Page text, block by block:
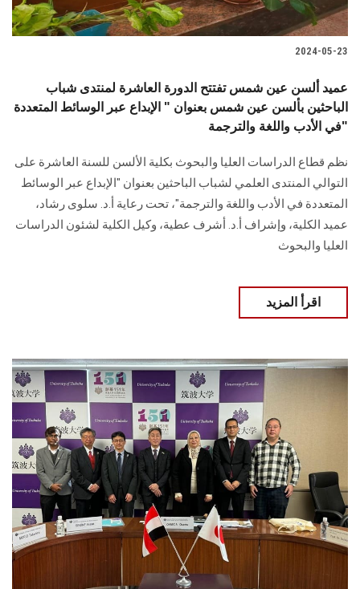
2024-05-23
عميد ألسن عين شمس تفتتح الدورة العاشرة لمنتدى شباب
الباحثين بألسن عين شمس بعنوان " الإبداع عبر الوسائط المتعددة
في الأدب واللغة والترجمة"
نظم قطاع الدراسات العليا والبحوث بكلية الألسن للسنة العاشرة على
التوالي ‏المنتدى العلمي لشباب الباحثين بعنوان "الإبداع عبر الوسائط
المتعددة في الأدب واللغة ‏والترجمة"، تحت رعاية أ.د. سلوى رشاد،
عميد الكلية، وإشراف أ.د. أشرف عطية، وكيل ‏الكلية لشئون الدراسات
العليا والبحوث‎
اقرأ المزيد